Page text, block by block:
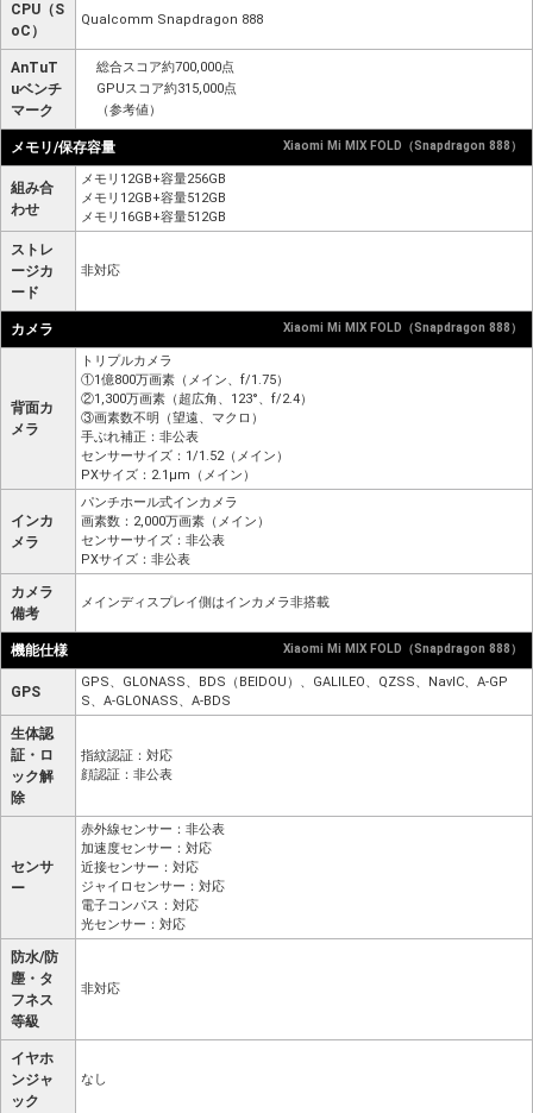
CPU（S
oC）
Qualcomm Snapdragon 888
AnTuT
uベンチ
マーク
総合スコア約700,000点
GPUスコア約315,000点
（参考値）
メモリ/保存容量 Xiaomi Mi MIX FOLD（Snapdragon 888）
組み合
わせ
メモリ12GB+容量256GB
メモリ12GB+容量512GB
メモリ16GB+容量512GB
ストレ
ージカ
ード
非対応
カメラ Xiaomi Mi MIX FOLD（Snapdragon 888）
背面カ
メラ
トリプルカメラ
①1億800万画素（メイン、f/1.75）
②1,300万画素（超広角、123°、f/2.4）
③画素数不明（望遠、マクロ）
手ぶれ補正：非公表
センサーサイズ：1/1.52（メイン）
PXサイズ：2.1μm（メイン）
インカ
メラ
パンチホール式インカメラ
画素数：2,000万画素（メイン）
センサーサイズ：非公表
PXサイズ：非公表
カメラ
備考
メインディスプレイ側はインカメラ非搭載
機能仕様 Xiaomi Mi MIX FOLD（Snapdragon 888）
GPS
GPS、GLONASS、BDS（BEIDOU）、GALILEO、QZSS、NavIC、A-GP
S、A-GLONASS、A-BDS
生体認
証・ロ
ック解
除
指紋認証：対応
顔認証：非公表
センサ
ー
赤外線センサー：非公表
加速度センサー：対応
近接センサー：対応
ジャイロセンサー：対応
電子コンパス：対応
光センサー：対応
防水/防
塵・タ
フネス
等級
非対応
イヤホ
ンジャ
ック
なし